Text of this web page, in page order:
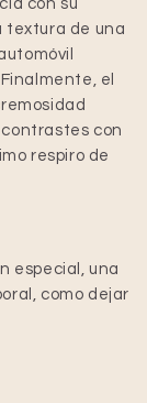
con su
textura de una
el
con
respiro de
especial, una
como dejar